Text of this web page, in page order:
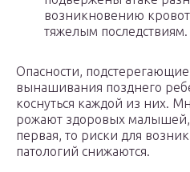
возникновению
тяжелым последствиям.
Опасности,
вынашивания позднего
коснуться каждой из них.
рожают здоровых малышей,
первая, то риски для
патологий снижаются.